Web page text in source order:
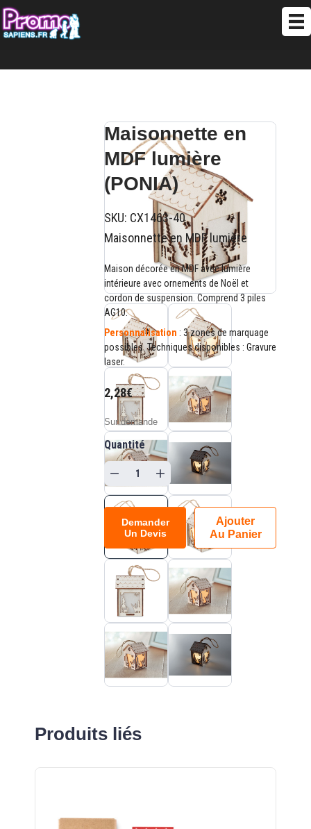
Maisonnette en
MDF lumière
(PONIA)
SKU: CX1463-40
Maisonnette en MDF lumière
Maison décorée en MDF avec lumière
intérieure avec ornements de Noël et
cordon de suspension. Comprend 3 piles
AG10.
Personnalisation : 3 zones de marquage
possibles. Techniques disponibles : Gravure
laser.
2,28€
Sur demande
Quantité
Demander
Un Devis
Ajouter
Au Panier
Produits liés